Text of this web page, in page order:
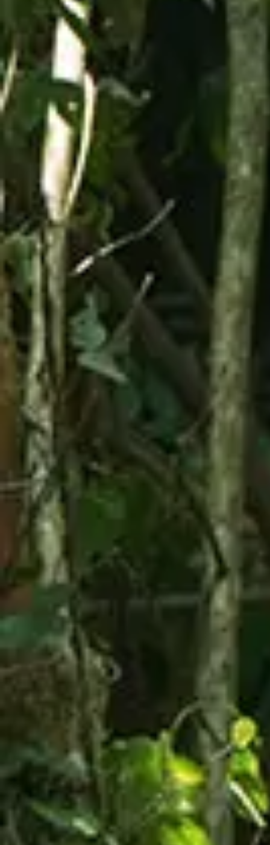
espera de entre 1 hora y 1 hora 30 minutos para
realizar las aventuras. Recomendamos llegar 30
minutos antes de la hora elegida.
TORO ATV
En el Toro ATV podrás disfrutar de las vistas de Toro
Verde en una ruta en ATV por las montañas de
Orocovis para 1 o 2 personas.
El recorrido tiene una duración de 1 hora e incluye
diferentes paradas en el camino para apreciar el
paisaje y las actividades de Toro Verde.
El tour se realiza en caravana, acompañado por
guías que te mostrarán lo más emocionante de la
aventura.
Durante las paradas visitarás áreas naturales, la
Montaña del Observador y la llegada del cable 8.
Detalles:
Duración:
14 mph
Tipo de tour:
Tour guiado
Edad mínima y requisitos del conductor:
18 años, debe presentar licencia de conducir
válida y medir al menos 5 pies (60 pulgadas)
Edad mínima del pasajero:
Peso máximo combinado:
Incluye:Casco (uso obligatorio durante todo
¿QUÉ SE REQUIERE USAR?
Gafas de sol
Family Package
El paquete familiar es para 4 personas, incluye en
un sólo día, 1 combo por persona, 4 combos en total
y un único cupón para las 4 personas de $50